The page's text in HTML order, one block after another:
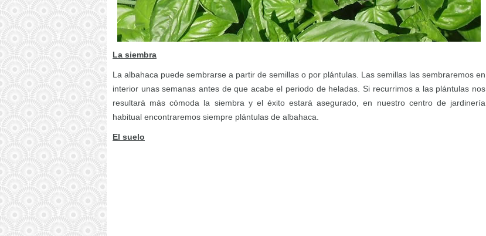
La siembra
La albahaca puede sembrarse a partir de semillas o por plántulas. Las semillas las sembraremos en
interior unas semanas antes de que acabe el periodo de heladas. Si recurrimos a las plántulas nos
resultará más cómoda la siembra y el éxito estará asegurado, en nuestro centro de jardinería
habitual encontraremos siempre plántulas de albahaca.
El suelo